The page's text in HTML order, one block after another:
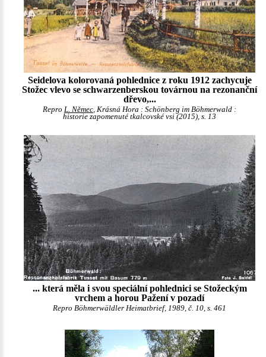
Seidelova kolorovaná pohlednice z roku 1912 zachycuje
Stožec vlevo se schwarzenberskou továrnou na rezonanční
dřevo,...
Repro L. Němec, Krásná Hora : Schönberg im Böhmerwald :
historie zapomenuté tkalcovské vsi (2015), s. 13
... která měla i svou speciální pohlednici se Stožeckým
vrchem a horou Pažení v pozadí
Repro Böhmerwäldler Heimatbrief, 1989, č. 10, s. 461